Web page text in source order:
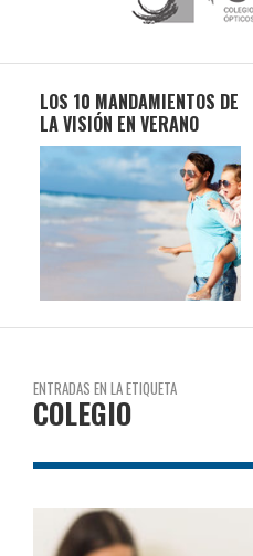
LOS 10 MANDAMIENTOS DE
LA VISIÓN EN VERANO
ENTRADAS EN LA ETIQUETA
COLEGIO